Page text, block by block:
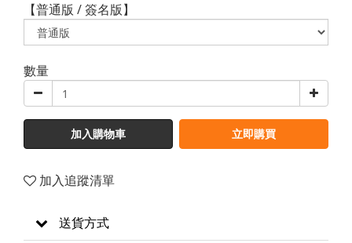
【普通版 / 簽名版】
數量
加入購物車 立即購買
加入追蹤清單
送貨方式